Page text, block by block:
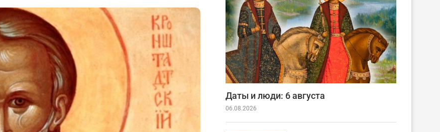
Даты и люди: 6 августа
06.08.2026